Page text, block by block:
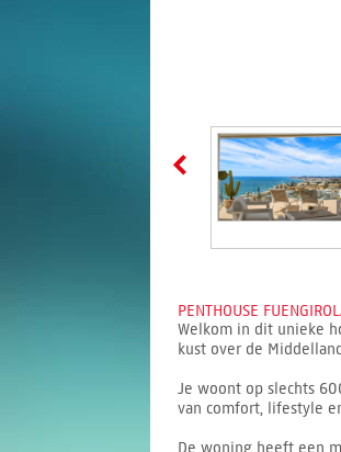
PENTHOUSE
Welkom in dit unieke
kust over de
Je woont op slechts
van comfort, lifestyle
De woning heeft een